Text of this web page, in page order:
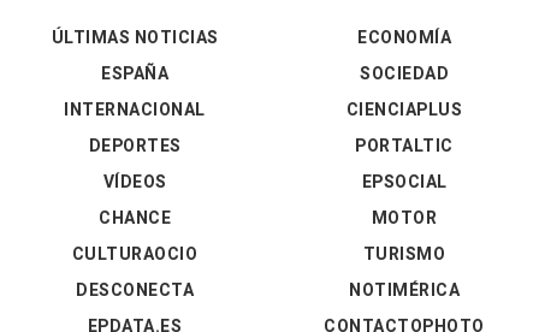
ÚLTIMAS NOTICIAS
ESPAÑA
INTERNACIONAL
DEPORTES
VÍDEOS
ECONOMÍA
SOCIEDAD
CIENCIAPLUS
PORTALTIC
EPSOCIAL
CHANCE
CULTURAOCIO
DESCONECTA
EPDATA.ES
MOTOR
TURISMO
NOTIMÉRICA
CONTACTOPHOTO